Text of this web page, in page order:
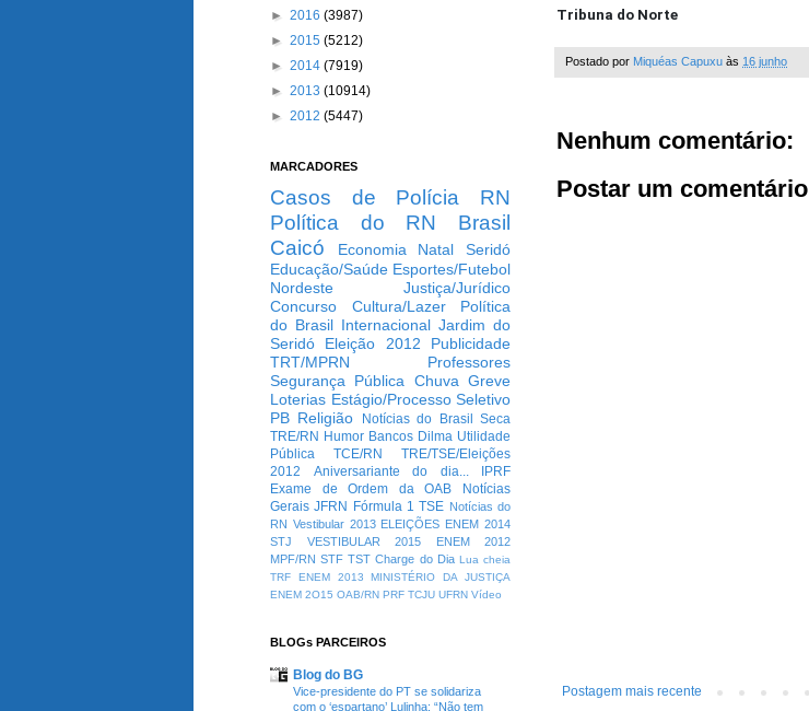
Tribuna do Norte
Postado por Miquéas Capuxu às 16 junho
Nenhum comentário:
Postar um comentário
Postagem mais recente
► 2016 (3987)
► 2015 (5212)
► 2014 (7919)
► 2013 (10914)
► 2012 (5447)
MARCADORES
Casos de Polícia
RN
Política do RN
Brasil
Caicó
Economia Natal
Seridó
Educação/Saúde Esportes/Futebol
Nordeste
Justiça/Jurídico
Concurso
Cultura/Lazer
Política
do Brasil Internacional Jardim do
Seridó
Eleição 2012
Publicidade
TRT/MPRN
Professores
Segurança Pública Chuva Greve
Loterias Estágio/Processo Seletivo
PB Religião Notícias do Brasil
Seca
TRE/RN Humor Bancos Dilma Utilidade
Pública
TCE/RN
TRE/TSE/Eleições
2012
Aniversariante do dia...
IPRF
Exame de Ordem da OAB
Notícias
Gerais JFRN Fórmula 1 TSE Notícias do
RN Vestibular 2013 ELEIÇÕES ENEM 2014
STJ
VESTIBULAR 2015
ENEM 2012
MPF/RN STF TST Charge do Dia Lua cheia
TRF
ENEM 2013
MINISTÉRIO DA JUSTIÇA
ENEM 2O15 OAB/RN PRF TCJU UFRN Vídeo
BLOGs PARCEIROS
Blog do BG
Vice-presidente do PT se solidariza
com o ‘espartano’ Lulinha: “Não tem